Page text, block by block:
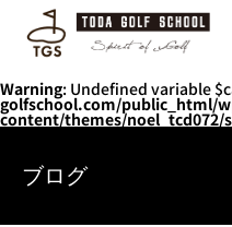
Warning: Undefined variable
golfschool.com/public_html/
content/themes/noel_tcd072/
ブログ